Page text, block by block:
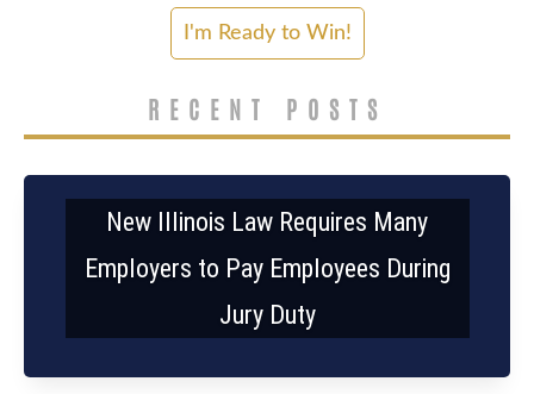
RECENT POSTS
New Illinois Law Requires Many
Employers to Pay Employees During
Jury Duty